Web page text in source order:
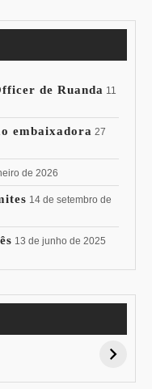
de Ruanda 11
embaixadora 27
de 2026
14 de setembro de
13 de junho de 2025
Pessoal: Os